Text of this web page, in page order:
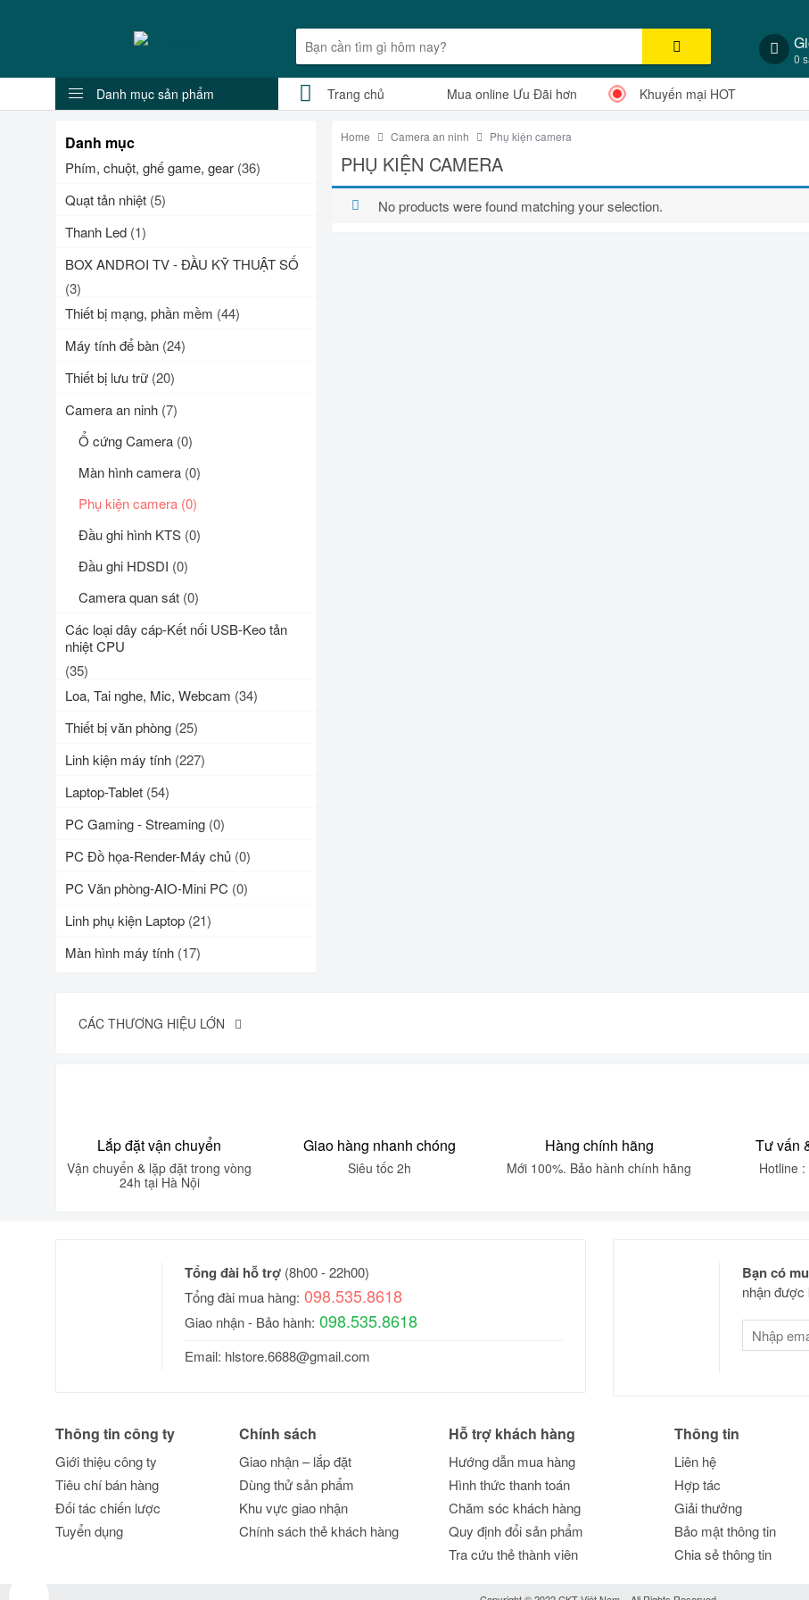
0
Danh mục sản phẩm Trang chủ Mua online Ưu Đãi hơn Khuyến mại HOT
Home Camera an ninh Phụ kiện camera
PHỤ KIỆN CAMERA
No products were found matching your selection.
Danh mục
Phím, chuột, ghế game, gear (36)
Quạt tản nhiệt (5)
Thanh Led (1)
BOX ANDROI TV - ĐẦU KỸ THUẬT SỐ
(3)
Thiết bị mạng, phần mềm (44)
Máy tính để bàn (24)
Thiết bị lưu trữ (20)
Camera an ninh (7)
Ổ cứng Camera (0)
Màn hình camera (0)
Phụ kiện camera (0)
Đầu ghi hình KTS (0)
Đầu ghi HDSDI (0)
Camera quan sát (0)
Các loại dây cáp-Kết nối USB-Keo tản
nhiệt CPU
(35)
Loa, Tai nghe, Mic, Webcam (34)
Thiết bị văn phòng (25)
Linh kiện máy tính (227)
Laptop-Tablet (54)
PC Gaming - Streaming (0)
PC Đồ họa-Render-Máy chủ (0)
PC Văn phòng-AIO-Mini PC (0)
Linh phụ kiện Laptop (21)
Màn hình máy tính (17)
CÁC THƯƠNG HIỆU LỚN
Lắp đặt vận chuyển
Vận chuyển & lặp đặt trong vòng
24h tại Hà Nội
Giao hàng nhanh chóng
Siêu tốc 2h
Hàng chính hãng
Mới 100%. Bảo hành chính hãng
Tư vấn
Hotline
Tổng đài hỗ trợ (8h00 - 22h00)
Tổng đài mua hàng: 098.535.8618
Giao nhận - Bảo hành: 098.535.8618
Email: hlstore.6688@gmail.com
Bạn có
nhận được
Thông tin công ty
Giới thiệu công ty
Tiêu chí bán hàng
Đối tác chiến lược
Tuyển dụng
Chính sách
Giao nhận – lắp đặt
Dùng thử sản phẩm
Khu vực giao nhận
Chính sách thẻ khách hàng
Hỗ trợ khách hàng
Hướng dẫn mua hàng
Hình thức thanh toán
Chăm sóc khách hàng
Quy định đổi sản phẩm
Tra cứu thẻ thành viên
Thông tin
Liên hệ
Hợp tác
Giải thưởng
Bảo mật thông tin
Chia sẻ thông tin